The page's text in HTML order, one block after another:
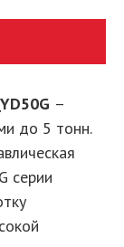
–
до 5 тонн.
серии